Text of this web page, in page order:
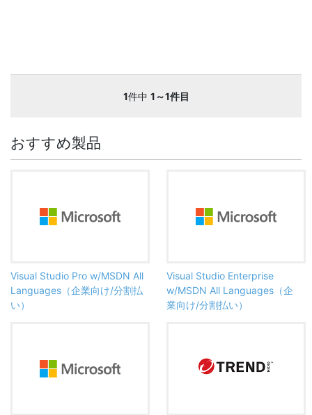
1件中 1～1件目
おすすめ製品
Visual Studio Pro w/MSDN All
Languages（企業向け/分割払
い）
Visual Studio Enterprise
w/MSDN All Languages（企
業向け/分割払い）